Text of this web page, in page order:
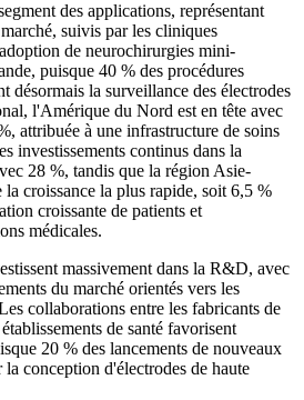
des applications, représentant
suivis par les cliniques
de neurochirurgies mini-
puisque 40 % des procédures
désormais la surveillance des électrodes
l'Amérique du Nord est en tête avec
attribuée à une infrastructure de soins
investissements continus dans la
28 %, tandis que la région Asie-
croissance la plus rapide, soit 6,5 %
croissante de patients et
médicales.
massivement dans la R&D, avec
du marché orientés vers les
collaborations entre les fabricants de
de santé favorisent
20 % des lancements de nouveaux
conception d'électrodes de haute